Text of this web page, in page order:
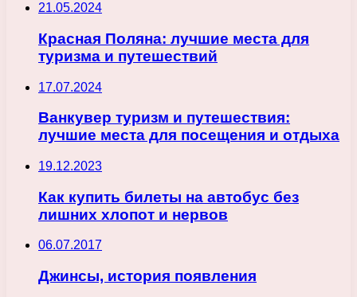
21.05.2024
Красная Поляна: лучшие места для
туризма и путешествий
17.07.2024
Ванкувер туризм и путешествия:
лучшие места для посещения и отдыха
19.12.2023
Как купить билеты на автобус без
лишних хлопот и нервов
06.07.2017
Джинсы, история появления